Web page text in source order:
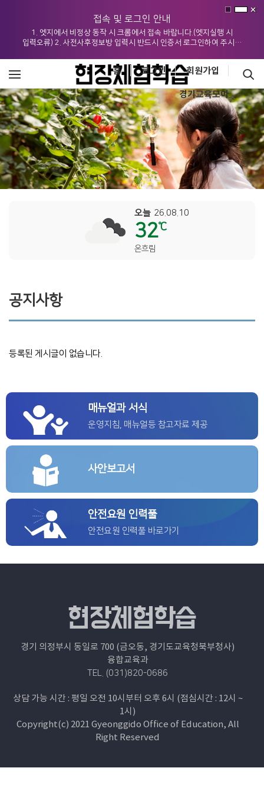
접속 및 로그인 안내
1. 엣지에서 비정상 동작 시 크롬에서 접속 바랍니다.(엣지실행 시
입력오류) 2. 사전사후정보방 입력시 반드시 인증서 로그인하여 주시기
홈 로그인 회원가입
경기교육모아
오늘 26.08.10
32℃
온흐림
공지사항
등록된 게시글이 없습니다.
매뉴얼과 서식
운영지침, 매뉴얼등 참고자료 제공
사안보고서
안전요원 인력풀
안전요원 인력풀 바로가기
경기 의정부시 동일로 700 (금오동, 경기도교육청북부청사)
융합교육과
TEL. (031)820-0686
상담 가능 시간 : 평일 오전 10시부터 오후 6시 (점심시간 : 12시 ~
1시)
Copyright(c) 2021 Gyeonggido Office of Education, All
Right Reserved